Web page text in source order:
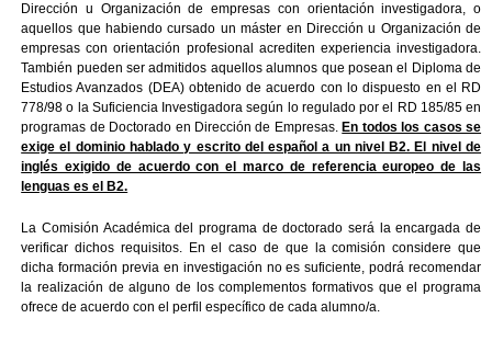
Dirección u Organización de empresas con orientación investigadora, o
aquellos que habiendo cursado un máster en Dirección u Organización de
empresas con orientación profesional acrediten experiencia investigadora.
También pueden ser admitidos aquellos alumnos que posean el Diploma de
Estudios Avanzados (DEA) obtenido de acuerdo con lo dispuesto en el RD
778/98 o la Suficiencia Investigadora según lo regulado por el RD 185/85 en
programas de Doctorado en Dirección de Empresas. En todos los casos se
exige el dominio hablado y escrito del español a un nivel B2. El nivel de
inglés exigido de acuerdo con el marco de referencia europeo de las
lenguas es el B2.
La Comisión Académica del programa de doctorado será la encargada de
verificar dichos requisitos. En el caso de que la comisión considere que
dicha formación previa en investigación no es suficiente, podrá recomendar
la realización de alguno de los complementos formativos que el programa
ofrece de acuerdo con el perfil específico de cada alumno/a.